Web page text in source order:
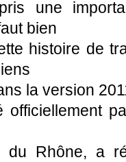
une
bien
histoire de
la version
officiellement
du Rhône, a